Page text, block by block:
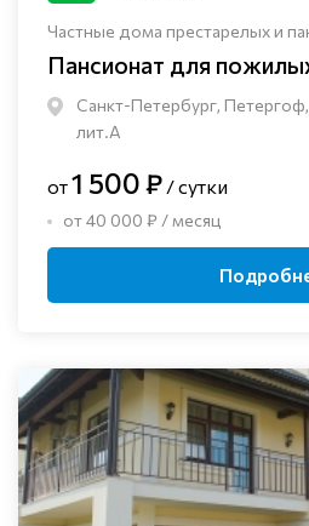
Частные дома престарелых и
Пансионат для
Санкт-Петербург,
лит.А
от1 500 ₽ / сутки
от 40 000 ₽ / месяц